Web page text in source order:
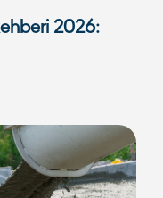
2026: